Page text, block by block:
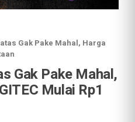
Gak Pake Mahal, Harga
Gak Pake Mahal,
Mulai Rp1